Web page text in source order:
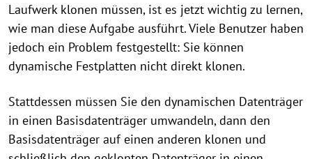
Laufwerk klonen müssen, ist es jetzt wichtig zu lernen,
wie man diese Aufgabe ausführt. Viele Benutzer haben
jedoch ein Problem festgestellt: Sie können
dynamische Festplatten nicht direkt klonen.
Stattdessen müssen Sie den dynamischen Datenträger
in einen Basisdatenträger umwandeln, dann den
Basisdatenträger auf einen anderen klonen und